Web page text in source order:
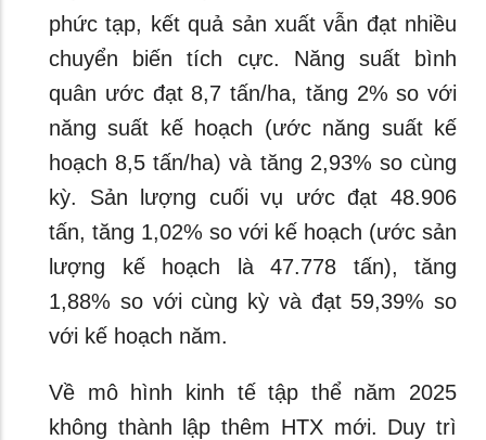
phức tạp, kết quả sản xuất vẫn đạt nhiều
chuyển biến tích cực. Năng suất bình
quân ước đạt 8,7 tấn/ha, tăng 2% so với
năng suất kế hoạch (ước năng suất kế
hoạch 8,5 tấn/ha) và tăng 2,93% so cùng
kỳ. Sản lượng cuối vụ ước đạt 48.906
tấn, tăng 1,02% so với kế hoạch (ước sản
lượng kế hoạch là 47.778 tấn), tăng
1,88% so với cùng kỳ và đạt 59,39% so
với kế hoạch năm.
Về mô hình kinh tế tập thể năm 2025
không thành lập thêm HTX mới. Duy trì